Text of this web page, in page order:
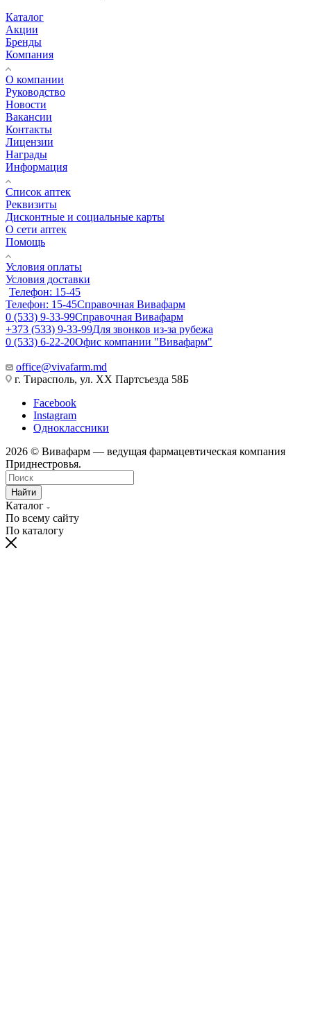
Каталог
Акции
Бренды
Компания
О компании
Руководство
Новости
Вакансии
Контакты
Лицензии
Награды
Информация
Список аптек
Реквизиты
Дисконтные и социальные карты
О сети аптек
Помощь
Условия оплаты
Условия доставки
Телефон: 15-45
Телефон: 15-45Справочная Вивафарм
0 (533) 9-33-99Справочная Вивафарм
+373 (533) 9-33-99Для звонков из-за рубежа
0 (533) 6-22-20Офис компании "Вивафарм"
office@vivafarm.md
г. Тирасполь, ул. ХХ Партсъезда 58Б
Facebook
Instagram
Одноклассники
2026 © Вивафарм — ведущая фармацевтическая компания
Приднестровья.
Найти
Каталог
По всему сайту
По каталогу